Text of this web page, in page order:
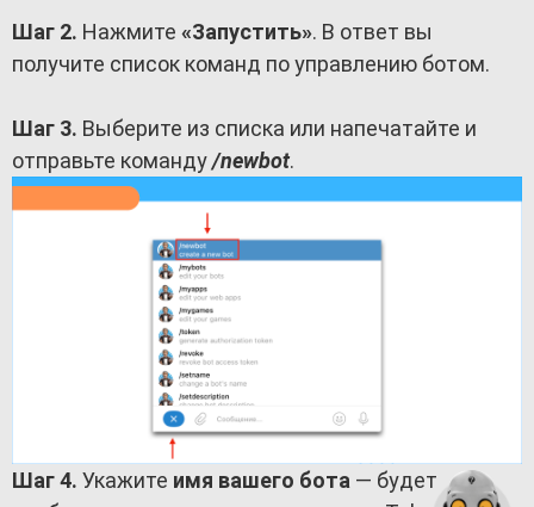
Шаг 2. Нажмите «Запустить». В ответ вы
получите список команд по управлению ботом.
Шаг 3. Выберите из списка или напечатайте и
отправьте команду/newbot.
Шаг 4. Укажите имя вашего бота — будет